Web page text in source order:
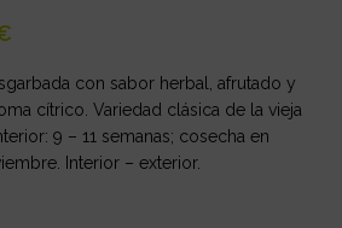
con sabor herbal, afrutado y
cítrico. Variedad clásica de la vieja
9 – 11 semanas; cosecha en
Interior – exterior.